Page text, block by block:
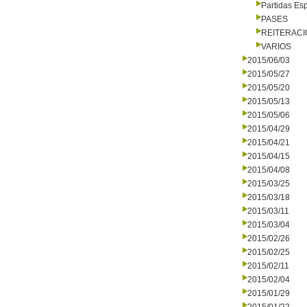
Partidas
PASES
VARIOS
2015/06/03
2015/05/27
2015/05/20
2015/05/13
2015/05/06
2015/04/29
2015/04/21
2015/04/15
2015/04/08
2015/03/25
2015/03/18
2015/03/11
2015/03/04
2015/02/26
2015/02/25
2015/02/11
2015/02/04
2015/01/29